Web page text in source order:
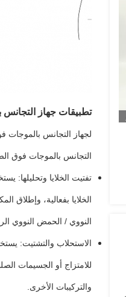
تطبيقات جهاز
لجهاز التجانس بالموجات
التجانس بالموجات فوق
تفتيت الخلايا وتحليلها:
الخلايا بفعالية، وإطلاق
النووي / الحمض النووي
الاستحلاب والتشتيت:
للامتزاج أو الجسيمات
والتركيبات الأخرى.